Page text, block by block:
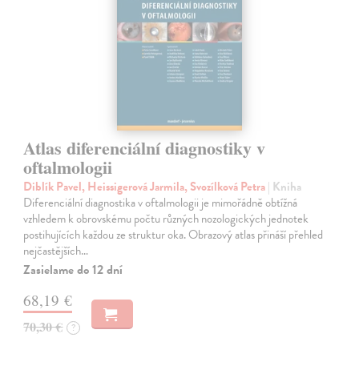
Atlas diferenciální diagnostiky v
oftalmologii
Diblík Pavel, Heissigerová Jarmila, Svozílková Petra| Kniha
Diferenciální diagnostika v oftalmologii je mimořádně obtížná
vzhledem k obrovskému počtu různých nozologických jednotek
postihujících každou ze struktur oka. Obrazový atlas přináší přehled
nejčastějších…
Zasielame do 12 dní
68,19 €
70,30 € ?